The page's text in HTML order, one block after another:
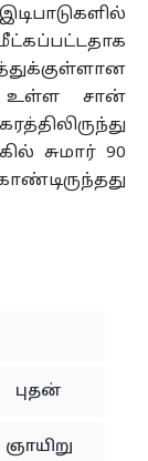
உள்ள சான்
சுமார் 90
புதன்
ஞாயிறு